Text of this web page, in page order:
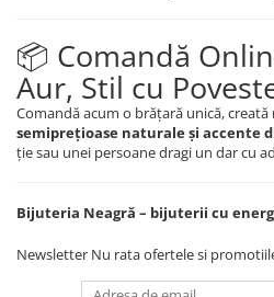
📦 Comandă
Aur, Stil cu
Comandă acum o brățară unică, creată
semiprețioase naturale și accente
ție sau unei persoane dragi un dar cu
Bijuteria Neagră – bijuterii cu
Newsletter Nu rata ofertele si